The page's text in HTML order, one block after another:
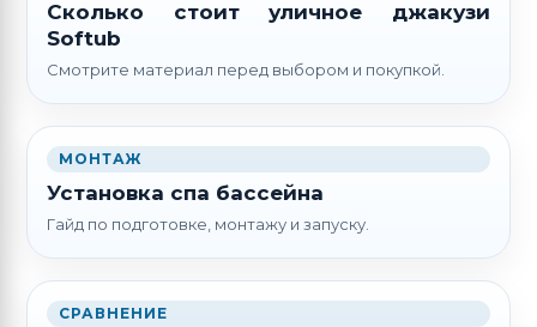
Сколько стоит уличное джакузи
Softub
Смотрите материал перед выбором и покупкой.
МОНТАЖ
Установка спа бассейна
Гайд по подготовке, монтажу и запуску.
СРАВНЕНИЕ